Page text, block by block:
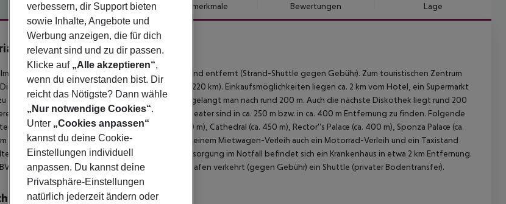
Hotelbeschreibung Hotelmerkmale Bewertungen Lage
Dubrovnik
5
Dubrovnik befindet sich ca. 250 m vom Strand entfernt (Strand-Shuttle gegen Gebühr). Zum touristischen Zentrum
Die Stadt Dubrovnik ist ca. 22 km entfernt (Split ca. 220 km). Einkaufsmöglichkeiten liegen ca. 2 km vom Hotel, ein Supermarkt
erreichen. Zu den nächsten Bars und Restaurants gelangt man nach rund 200 m. Auch die nächste Diskothek liegt rund 200
Unterhaltungsangebote wie ein Kino und ein Theater sind in ca. 250 m bzw. in ca. 400 m Entfernung zu finden. Folgende
sind vom Hotel aus erreichbar: City walls (ca. 200 m), Cathedral (ca. 450 m), Rector''s Palace (ca. 400 m), Sponza Palace (ca.
(ca. 900 m). Für Mobilität im Urlaub sorgen neben einem Mietwagen-Verleih auch ein Motorrad-Verleih und ein Taxistand
in etwa 50 m Entfernung. Zur ärztlichen Versorgung im Notfall befindet sich ein Krankenhaus in etwa 2 km Entfernung.
ist ca. 25 km entfernt. Zwischen Hotel und Flughafen verkehrt (gegen Gebühr) ein Shuttle (privater Bodentransfer).
verbessern, dir Support bieten
sowie Inhalte, Angebote und
Werbung anzeigen, die für dich
relevant sind und zu dir passen.
Klicke auf „Alle akzeptieren“,
wenn du einverstanden bist. Dir
reicht das Nötigste? Dann wähle
„Nur notwendige Cookies“.
Unter „Cookies anpassen“
kannst du deine Cookie-
Einstellungen individuell
anpassen. Du kannst deine
Privatsphäre-Einstellungen
natürlich jederzeit ändern oder